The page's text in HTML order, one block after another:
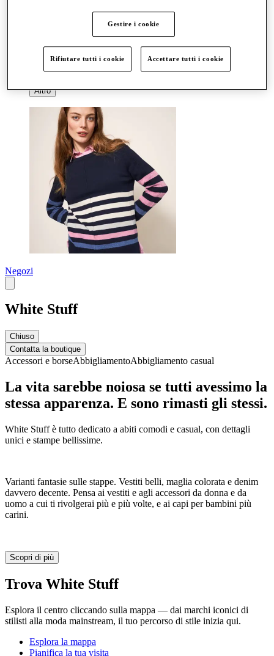
Pianifica la tua visita
Cosa c'è in programma
Gift Card
Servizi
Altro
Negozi
White Stuff
Chiuso
Contatta la boutique
Accessori e borseAbbigliamentoAbbigliamento casual
La vita sarebbe noiosa se tutti avessimo la
stessa apparenza. E sono rimasti gli stessi.
White Stuff è tutto dedicato a abiti comodi e casual, con dettagli
unici e stampe bellissime.
Varianti fantasie sulle stappe. Vestiti belli, maglia colorata e denim
davvero decente. Pensa ai vestiti e agli accessori da donna e da
uomo a cui ti rivolgerai più e più volte, e ai capi per bambini più
carini.
Scopri di più
Trova White Stuff
Esplora il centro cliccando sulla mappa — dai marchi iconici di
stilisti alla moda mainstream, il tuo percorso di stile inizia qui.
Esplora la mappa
Pianifica la tua visita
Gestire i cookie
Rifiutare tutti i cookie Accettare tutti i cookie